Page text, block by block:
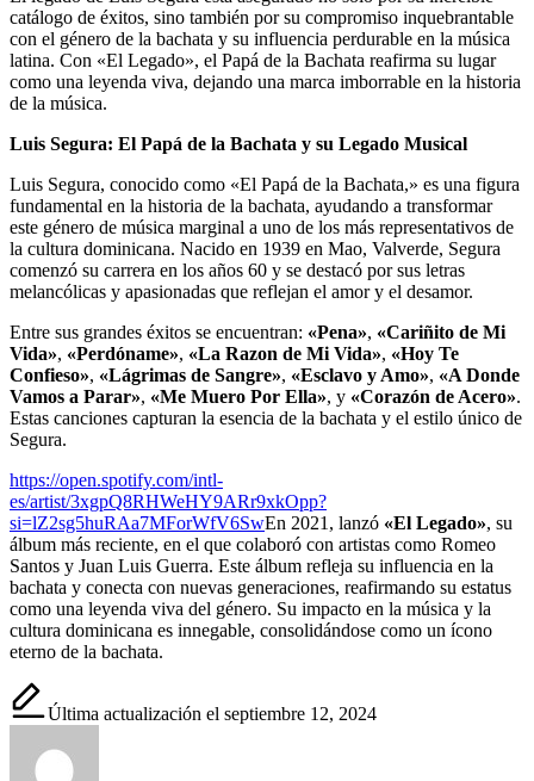
catálogo de éxitos, sino también por su compromiso inquebrantable
con el género de la bachata y su influencia perdurable en la música
latina. Con «El Legado», el Papá de la Bachata reafirma su lugar
como una leyenda viva, dejando una marca imborrable en la historia
de la música.
Luis Segura: El Papá de la Bachata y su Legado Musical
Luis Segura, conocido como «El Papá de la Bachata,» es una figura
fundamental en la historia de la bachata, ayudando a transformar
este género de música marginal a uno de los más representativos de
la cultura dominicana. Nacido en 1939 en Mao, Valverde, Segura
comenzó su carrera en los años 60 y se destacó por sus letras
melancólicas y apasionadas que reflejan el amor y el desamor.
Entre sus grandes éxitos se encuentran: «Pena», «Cariñito de Mi
Vida», «Perdóname», «La Razon de Mi Vida», «Hoy Te
Confieso», «Lágrimas de Sangre», «Esclavo y Amo», «A Donde
Vamos a Parar», «Me Muero Por Ella», y «Corazón de Acero».
Estas canciones capturan la esencia de la bachata y el estilo único de
Segura.
https://open.spotify.com/intl-
es/artist/3xgpQ8RHWeHY9ARr9xkOpp?
si=lZ2sg5huRAa7MForWfV6SwEn 2021, lanzó «El Legado», su
álbum más reciente, en el que colaboró con artistas como Romeo
Santos y Juan Luis Guerra. Este álbum refleja su influencia en la
bachata y conecta con nuevas generaciones, reafirmando su estatus
como una leyenda viva del género. Su impacto en la música y la
cultura dominicana es innegable, consolidándose como un ícono
eterno de la bachata.
Última actualización el septiembre 12, 2024